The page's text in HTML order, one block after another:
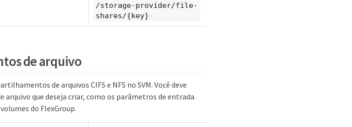
/storage-provider/file-
shares/{key}
de arquivo
de arquivos CIFS e NFS no SVM. Você deve
que deseja criar, como os parâmetros de entrada.
do FlexGroup.